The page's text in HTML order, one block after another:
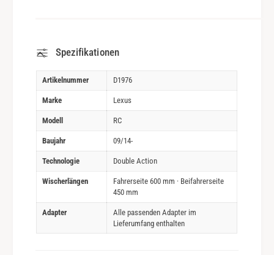
Spezifikationen
Artikelnummer D1976
Marke Lexus
Modell RC
Baujahr 09/14-
Technologie Double Action
Wischerlängen
Fahrerseite 600 mm · Beifahrerseite
450 mm
Adapter
Alle passenden Adapter im
Lieferumfang enthalten